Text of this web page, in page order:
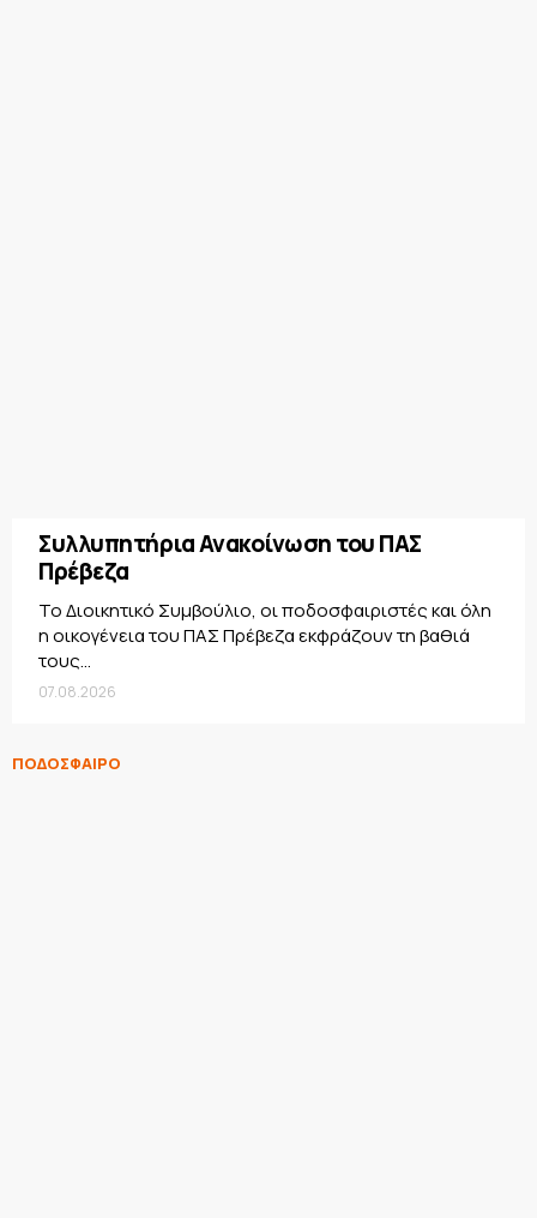
Συλλυπητήρια Ανακοίνωση του ΠΑΣ
Πρέβεζα
Το Διοικητικό Συμβούλιο, οι ποδοσφαιριστές και όλη
η οικογένεια του ΠΑΣ Πρέβεζα εκφράζουν τη βαθιά
τους...
07.08.2026
ΠΟΔΟΣΦΑΙΡΟ